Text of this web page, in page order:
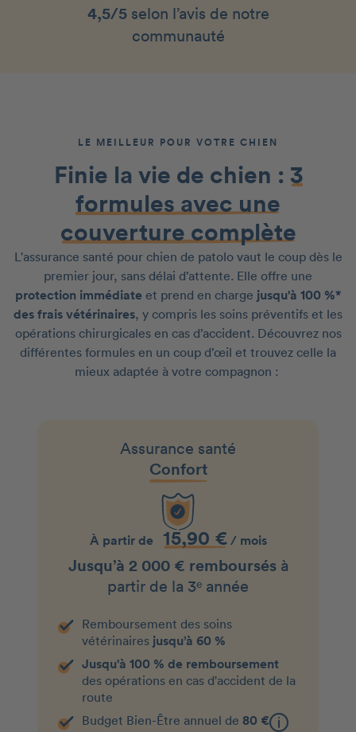
4,5/5selon l’avis de notre
communauté
LE MEILLEUR POUR VOTRE CHIEN
Finie la vie de chien : 3
formules avec une
couverture complète
L'assurance santé pour chien de patolo vaut le coup dès le
premier jour, sans délai d’attente. Elle offre une
protection immédiate et prend en charge jusqu'à 100 %*
des frais vétérinaires, y compris les soins préventifs et les
opérations chirurgicales en cas d’accident. Découvrez nos
différentes formules en un coup d’œil et trouvez celle la
mieux adaptée à votre compagnon :
Assurance santé
Confort
À partir de 15,90 €/ mois
Jusqu’à 2 000 € remboursésà
partir de la 3ᵉ année
Remboursement des soins
vétérinaires jusqu’à 60 %
Jusqu'à 100 % de remboursement
des opérations en cas d'accident de la
route
Budget Bien-Être annuel de80 €